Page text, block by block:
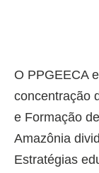
O PPGEECA
concentração
e Formação
Amazônia
Estratégias